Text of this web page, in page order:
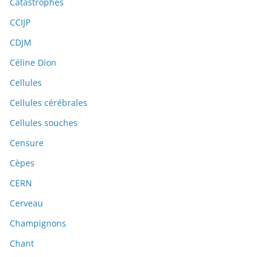
CCIJP
CDJM
Céline Dion
Cellules
Cellules cérébrales
Cellules souches
Censure
Cèpes
CERN
Cerveau
Champignons
Chant